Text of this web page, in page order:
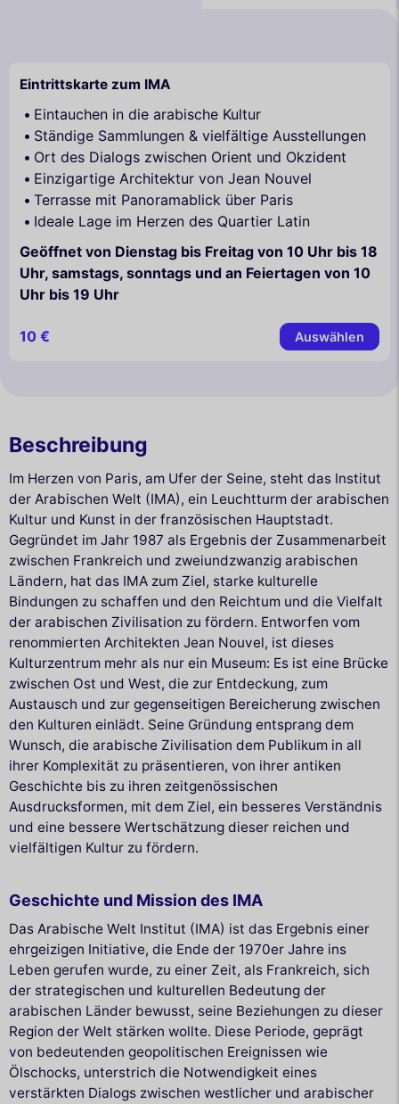
Eintrittskarte zum IMA
Eintauchen in die arabische Kultur
Ständige Sammlungen & vielfältige Ausstellungen
Ort des Dialogs zwischen Orient und Okzident
Einzigartige Architektur von Jean Nouvel
Terrasse mit Panoramablick über Paris
Ideale Lage im Herzen des Quartier Latin
Geöffnet von Dienstag bis Freitag von 10 Uhr bis 18
Uhr, samstags, sonntags und an Feiertagen von 10
Uhr bis 19 Uhr
10 € Auswählen
Beschreibung
Im Herzen von Paris, am Ufer der Seine, steht das Institut
der Arabischen Welt (IMA), ein Leuchtturm der arabischen
Kultur und Kunst in der französischen Hauptstadt.
Gegründet im Jahr 1987 als Ergebnis der Zusammenarbeit
zwischen Frankreich und zweiundzwanzig arabischen
Ländern, hat das IMA zum Ziel, starke kulturelle
Bindungen zu schaffen und den Reichtum und die Vielfalt
der arabischen Zivilisation zu fördern. Entworfen vom
renommierten Architekten Jean Nouvel, ist dieses
Kulturzentrum mehr als nur ein Museum: Es ist eine Brücke
zwischen Ost und West, die zur Entdeckung, zum
Austausch und zur gegenseitigen Bereicherung zwischen
den Kulturen einlädt. Seine Gründung entsprang dem
Wunsch, die arabische Zivilisation dem Publikum in all
ihrer Komplexität zu präsentieren, von ihrer antiken
Geschichte bis zu ihren zeitgenössischen
Ausdrucksformen, mit dem Ziel, ein besseres Verständnis
und eine bessere Wertschätzung dieser reichen und
vielfältigen Kultur zu fördern.
Geschichte und Mission des IMA
Das Arabische Welt Institut (IMA) ist das Ergebnis einer
ehrgeizigen Initiative, die Ende der 1970er Jahre ins
Leben gerufen wurde, zu einer Zeit, als Frankreich, sich
der strategischen und kulturellen Bedeutung der
arabischen Länder bewusst, seine Beziehungen zu dieser
Region der Welt stärken wollte. Diese Periode, geprägt
von bedeutenden geopolitischen Ereignissen wie
Ölschocks, unterstrich die Notwendigkeit eines
verstärkten Dialogs zwischen westlicher und arabischer